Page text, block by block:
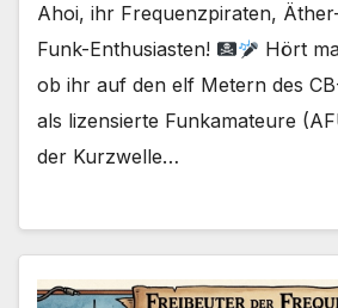
Ahoi, ihr Frequenzpiraten,
Funk-Enthusiasten!
Hört
ob ihr auf den elf Metern des
als lizensierte Funkamateure
der Kurzwelle…